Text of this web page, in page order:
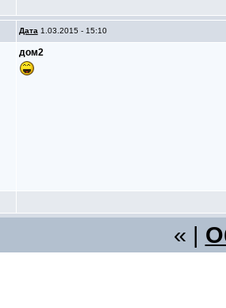
Дата 1.03.2015 - 15:10
дом2
« |